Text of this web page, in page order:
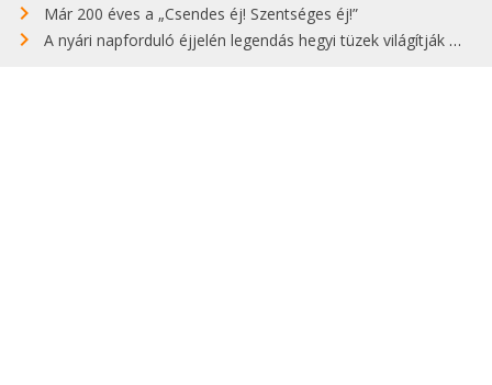
Már 200 éves a „Csendes éj! Szentséges éj!”
A nyári napforduló éjjelén legendás hegyi tüzek világítják meg Zugspitzét